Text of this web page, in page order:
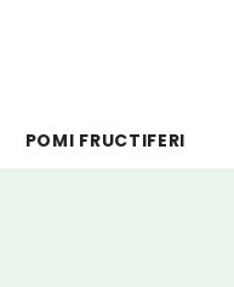
POMI FRUCTIFERI